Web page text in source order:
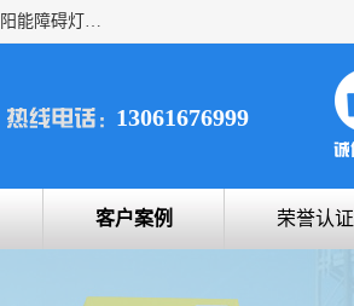
上海宇叶电子科技有限公司是吊钩视频监控、升降机监控、卸料平台监控、塔吊防碰撞、黑匣子防碰撞、风速仪，太阳能障碍灯安全提示灯等一系列升降机的常用配件产品专业研发生产加工的公司，拥有完整、科学的质量管理体系。
13061676999
客户案例 荣誉认证